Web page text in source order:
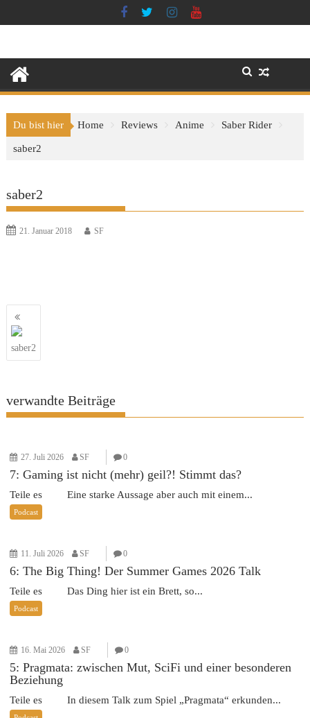
to
Du bist hier Home Reviews Anime Saber Rider
saber2
saber2
21. Januar 2018 SF
Beitragsnavigation
saber2
verwandte Beiträge
27. Juli 2026 SF 0
7: Gaming ist nicht (mehr) geil?! Stimmt das?
Teile es Eine starke Aussage aber auch mit einem...
Podcast
11. Juli 2026 SF 0
6: The Big Thing! Der Summer Games 2026 Talk
Teile es Das Ding hier ist ein Brett, so...
Podcast
16. Mai 2026 SF 0
5: Pragmata: zwischen Mut, SciFi und einer besonderen
Beziehung
Teile es In diesem Talk zum Spiel „Pragmata“ erkunden...